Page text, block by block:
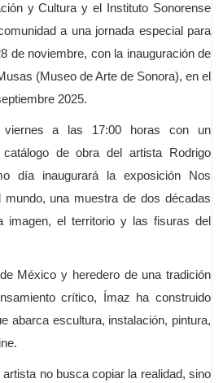
y Cultura y el Instituto Sonorense
a una jornada especial para
de noviembre, con la inauguración de
(Museo de Arte de Sonora), en el
2025.
viernes a las 17:00 horas con un
de obra del artista Rodrigo
día inaugurará la exposición Nos
mundo, una muestra de dos décadas
imagen, el territorio y las fisuras del
México y heredero de una tradición
crítico, Ímaz ha construido
abarca escultura, instalación, pintura,
no busca copiar la realidad, sino